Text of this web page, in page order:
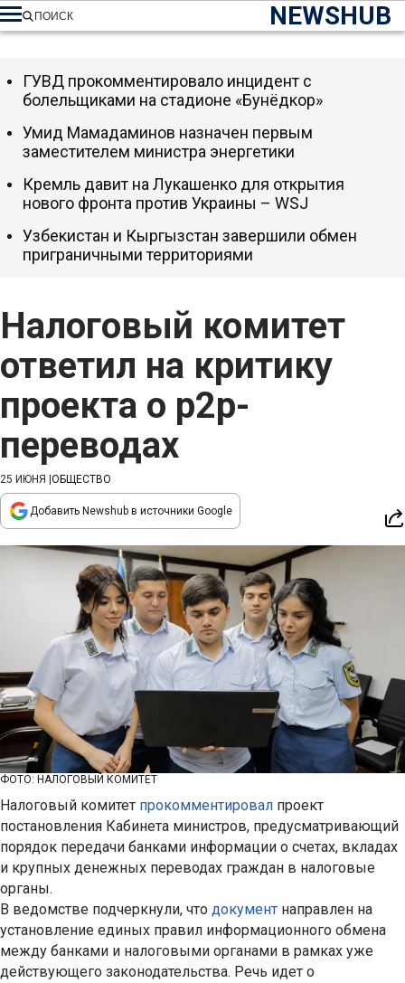
NEWSHUB
ПОИСК
Налоговый комитет
ответил на критику
проекта о p2p-
переводах
25 ИЮНЯ ОБЩЕСТВО
Добавить Newshub в источники Google
ФОТО: НАЛОГОВЫЙ КОМИТЕТ
Налоговый комитет прокомментировал проект
постановления Кабинета министров, предусматривающий
порядок передачи банками информации о счетах, вкладах
и крупных денежных переводах граждан в налоговые
органы.
В ведомстве подчеркнули, что документ направлен на
установление единых правил информационного обмена
между банками и налоговыми органами в рамках уже
действующего законодательства. Речь идет о
ГУВД прокомментировало инцидент с
болельщиками на стадионе «Бунёдкор»
Умид Мамадаминов назначен первым
заместителем министра энергетики
Кремль давит на Лукашенко для открытия
нового фронта против Украины – WSJ
Узбекистан и Кыргызстан завершили обмен
приграничными территориями